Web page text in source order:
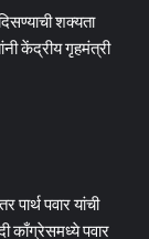
शक्यता
केंद्रीय गृहमंत्री
पार्थ पवार यांची
काँग्रेसमध्ये पवार